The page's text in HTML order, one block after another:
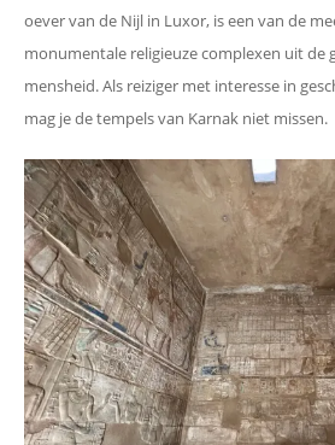
oever van de Nijl in Luxor, is een van de
monumentale religieuze complexen uit de
mensheid. Als reiziger met interesse in
mag je de tempels van Karnak niet missen.